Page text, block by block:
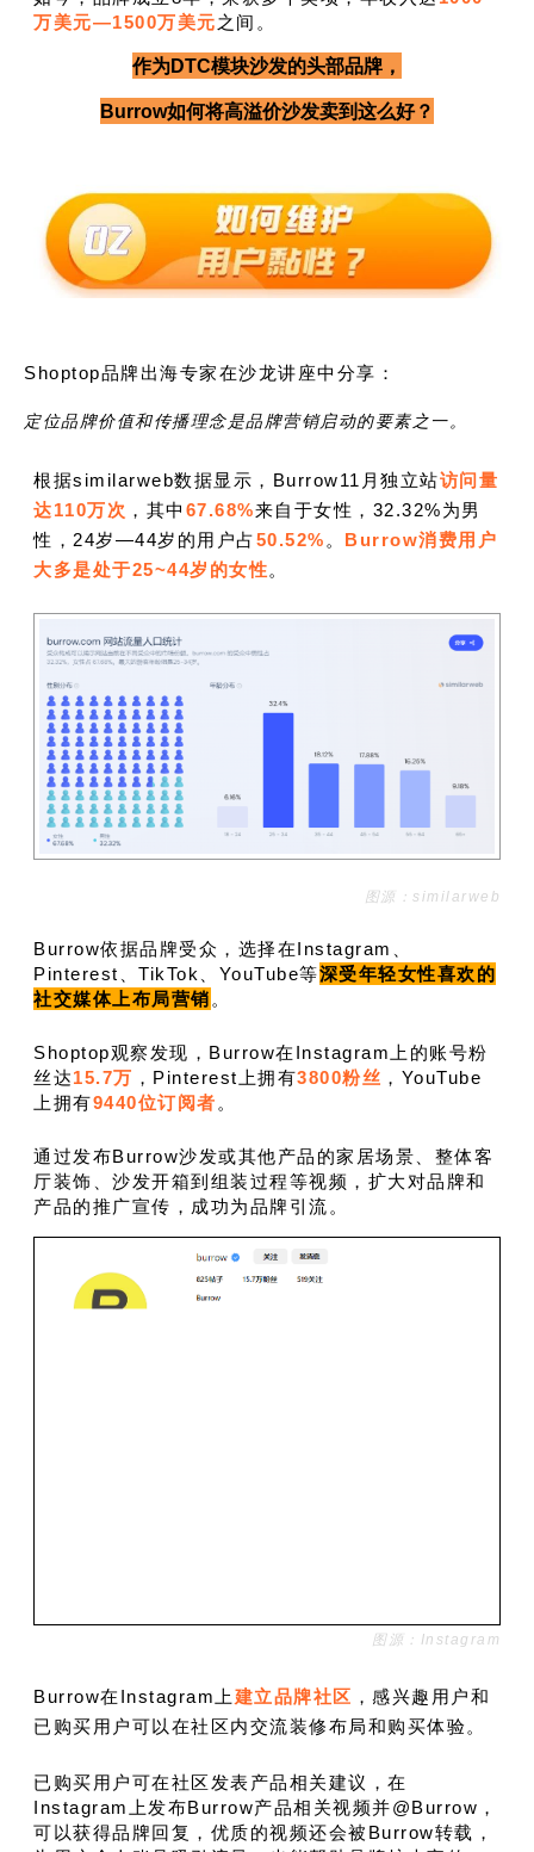
万美元—1500万美元之间。
作为DTC模块沙发的头部品牌，
Burrow如何将高溢价沙发卖到这么好？
Shoptop品牌出海专家在沙龙讲座中分享：
定位品牌价值和传播理念是品牌营销启动的要素之一。
根据similarweb数据显示，Burrow11月独立站访问量
达110万次 ，其中 67.68%来自于女性，32.32%为男
性，24岁—44岁的用户占50.52% 。 Burrow消费用户
大多是处于25~44岁的女性。
图源：similarweb
Burrow依据品牌受众，选择在Instagram、
Pinterest、TikTok、YouTube等深受年轻女性喜欢的
社交媒体上布局营销 。
Shoptop观察发现，Burrow在Instagram上的账号粉
丝达15.7万 ，Pinterest上拥有3800粉丝 ，YouTube
上拥有9440位订阅者 。
通过发布Burrow沙发或其他产品的家居场景、整体客
厅装饰、沙发开箱到组装过程等视频，扩大对品牌和
产品的推广宣传，成功为品牌引流。
图源：Instagram
Burrow在Instagram上 建立品牌社区 ，感兴趣用户和
已购买用户可以在社区内交流装修布局和购买体验。
已购买用户可在社区发表产品相关建议，在
Instagram上发布Burrow产品相关视频并@Burrow，
可以获得品牌回复，优质的视频还会被Burrow转载，